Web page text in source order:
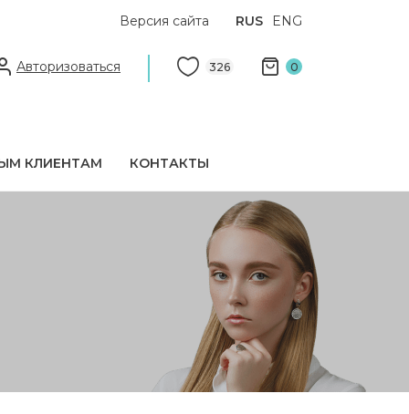
Версия сайта RUS ENG
Авторизоваться 326 0
КЛИЕНТАМ КОНТАКТЫ